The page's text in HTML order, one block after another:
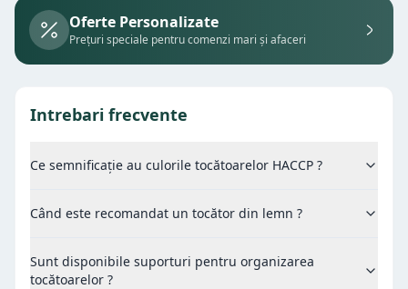
Oferte Personalizate
Prețuri speciale pentru comenzi mari și afaceri
Intrebari frecvente
Ce semnificație au culorile tocătoarelor HACCP ?
Când este recomandat un tocător din lemn ?
Sunt disponibile suporturi pentru organizarea
tocătoarelor ?